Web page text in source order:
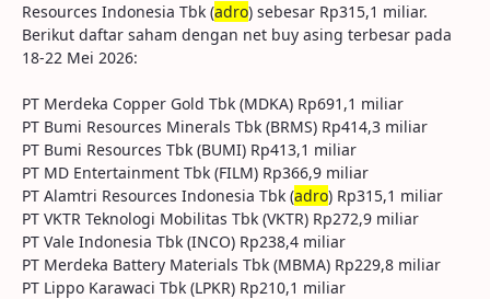
Resources Indonesia Tbk (adro) sebesar Rp315,1 miliar.
Berikut daftar saham dengan net buy asing terbesar pada
18-22 Mei 2026:
PT Merdeka Copper Gold Tbk (MDKA) Rp691,1 miliar
PT Bumi Resources Minerals Tbk (BRMS) Rp414,3 miliar
PT Bumi Resources Tbk (BUMI) Rp413,1 miliar
PT MD Entertainment Tbk (FILM) Rp366,9 miliar
PT Alamtri Resources Indonesia Tbk (adro) Rp315,1 miliar
PT VKTR Teknologi Mobilitas Tbk (VKTR) Rp272,9 miliar
PT Vale Indonesia Tbk (INCO) Rp238,4 miliar
PT Merdeka Battery Materials Tbk (MBMA) Rp229,8 miliar
PT Lippo Karawaci Tbk (LPKR) Rp210,1 miliar